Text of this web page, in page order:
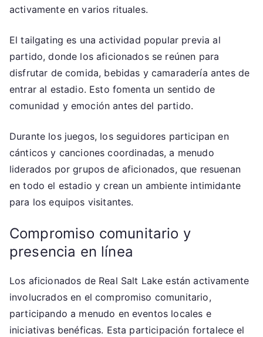
activamente en varios rituales.
El tailgating es una actividad popular previa al
partido, donde los aficionados se reúnen para
disfrutar de comida, bebidas y camaradería antes de
entrar al estadio. Esto fomenta un sentido de
comunidad y emoción antes del partido.
Durante los juegos, los seguidores participan en
cánticos y canciones coordinadas, a menudo
liderados por grupos de aficionados, que resuenan
en todo el estadio y crean un ambiente intimidante
para los equipos visitantes.
Compromiso comunitario y
presencia en línea
Los aficionados de Real Salt Lake están activamente
involucrados en el compromiso comunitario,
participando a menudo en eventos locales e
iniciativas benéficas. Esta participación fortalece el